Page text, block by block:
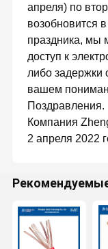
апреля) по
возобновится
праздника, мы
доступ к
либо задержки
вашем
Поздравления.
Компания
2 апреля 2022